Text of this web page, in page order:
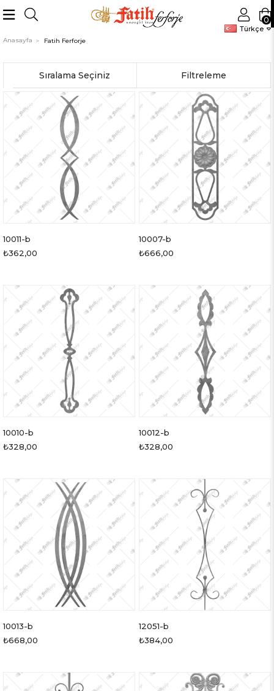
Türkçe
0
Anasayfa Fatih Ferforje
Filtreleme
Sıralama
10011-b
₺362,00
10007-b
₺666,00
10010-b
₺328,00
10012-b
₺328,00
10013-b
₺668,00
12051-b
₺384,00